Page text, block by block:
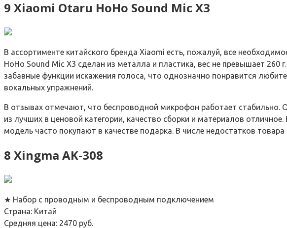
9 Xiaomi Otaru HoHo Sound Mic X3
В ассортименте китайского бренда Xiaomi есть, пожалуй, все
HoHo Sound Mic X3 сделан из металла и пластика, вес не превышает 260
забавные функции искажения голоса, что однозначно понравится
вокальных упражнений.
В отзывах отмечают, что беспроводной микрофон работает
из лучших в ценовой категории, качество сборки и материалов
модель часто покупают в качестве подарка. В числе недостатков
8 Xingma AK-308
★ Набор с проводным и беспроводным подключением
Страна: Китай
Средняя цена: 2470 руб.